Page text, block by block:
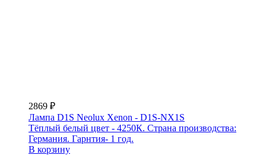
2869 ₽
Лампа D1S Neolux Xenon - D1S-NX1S
Тёплый белый цвет - 4250К. Страна производства:
Германия. Гарнтия- 1 год.
В корзину